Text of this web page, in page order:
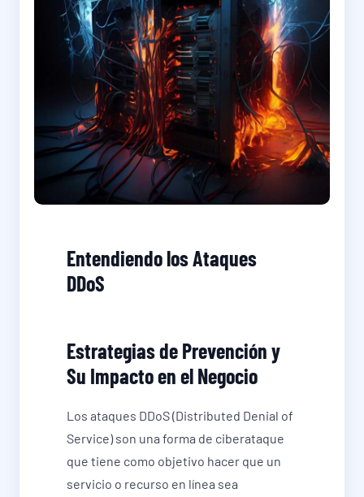
Entendiendo los Ataques
DDoS
Estrategias de Prevención y
Su Impacto en el Negocio
Los ataques DDoS (Distributed Denial of
Service) son una forma de ciberataque
que tiene como objetivo hacer que un
servicio o recurso en línea sea